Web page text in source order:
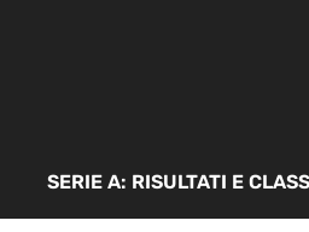
SERIE A: RISULTATI E